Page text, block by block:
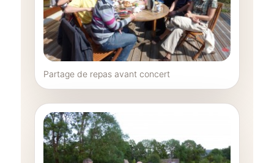
Partage de repas avant concert